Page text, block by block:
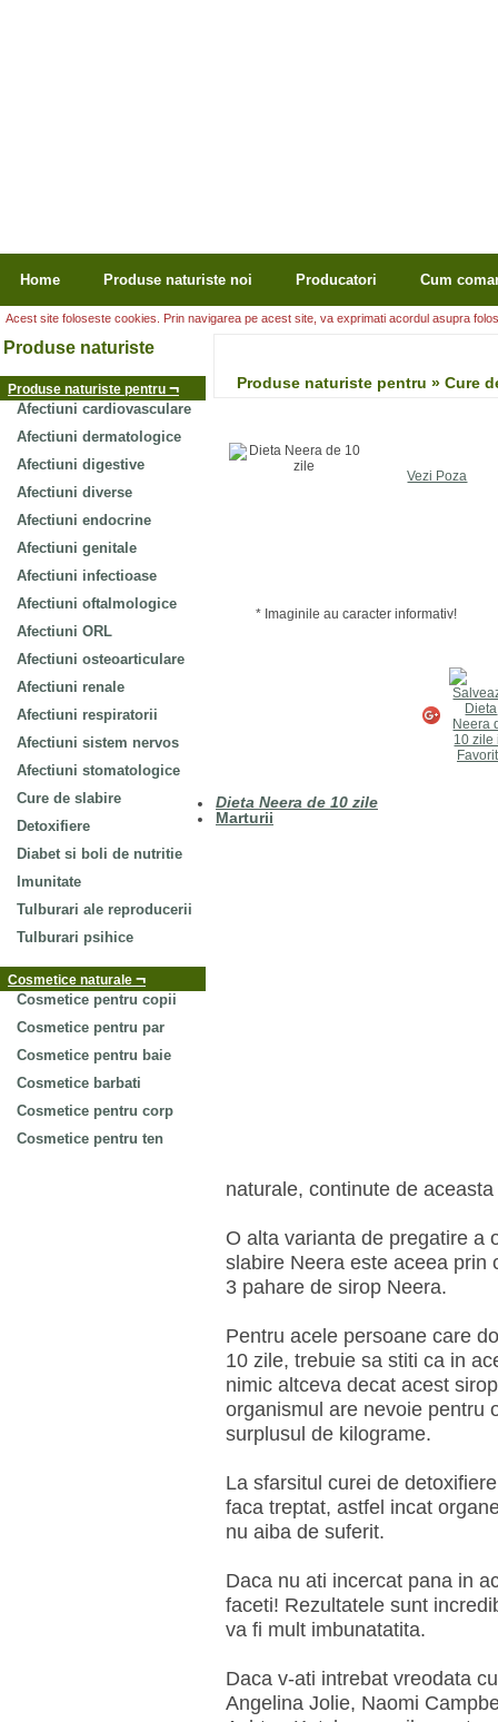
Home Produse naturiste noi Producatori Cum
Acest site foloseste cookies. Prin navigarea pe acest site, va exprimati acordul asupra
Produse naturiste
Produse naturiste pentru ¬
Afectiuni cardiovasculare
Afectiuni dermatologice
Afectiuni digestive
Afectiuni diverse
Afectiuni endocrine
Afectiuni genitale
Afectiuni infectioase
Afectiuni oftalmologice
Afectiuni ORL
Afectiuni osteoarticulare
Afectiuni renale
Afectiuni respiratorii
Afectiuni sistem nervos
Afectiuni stomatologice
Cure de slabire
Detoxifiere
Diabet si boli de nutritie
Imunitate
Tulburari ale reproducerii
Tulburari psihice
Cosmetice naturale ¬
Cosmetice pentru copii
Cosmetice pentru par
Cosmetice pentru baie
Cosmetice barbati
Cosmetice pentru corp
Cosmetice pentru ten
Produse naturiste pentru » Cure
Vezi Poza
* Imaginile au caracter informativ!
Dieta Neera de 10 zile
Marturii
naturale, continute de
O alta varianta de pregatire a
slabire Neera este aceea prin
3 pahare de sirop Neera.
Pentru acele persoane care
10 zile, trebuie sa stiti ca in
nimic altceva decat acest
organismul are nevoie pentru
surplusul de kilograme.
La sfarsitul curei de
faca treptat, astfel incat
nu aiba de suferit.
Daca nu ati incercat pana in
faceti! Rezultatele sunt
va fi mult imbunatatita.
Daca v-ati intrebat vreodata
Angelina Jolie, Naomi